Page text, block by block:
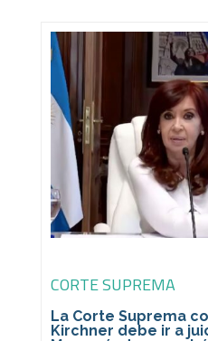
CORTE SUPREMA
La Corte Suprema
Kirchner debe ir a